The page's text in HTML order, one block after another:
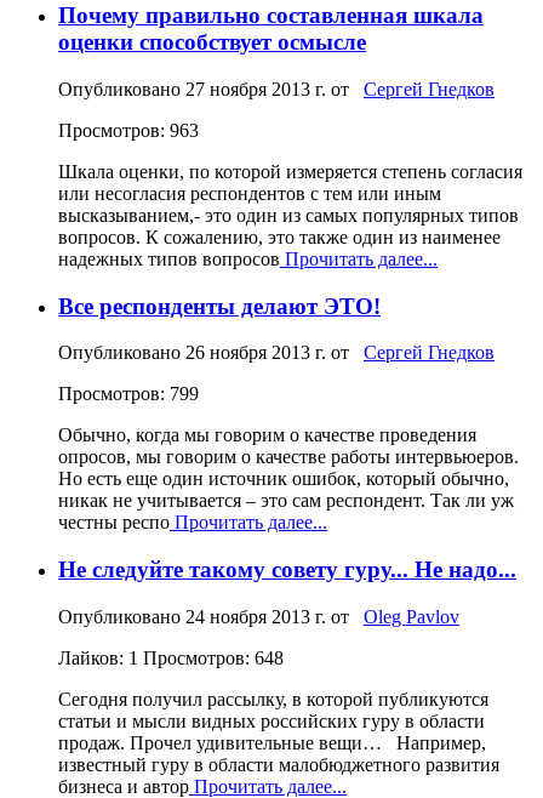
Почему правильно составленная шкала
оценки способствует осмысле
Опубликовано 27 ноября 2013 г. от Сергей Гнедков
Просмотров: 963
Шкала оценки, по которой измеряется степень согласия
или несогласия респондентов с тем или иным
высказыванием,- это один из самых популярных типов
вопросов. К сожалению, это также один из наименее
надежных типов вопросов Прочитать далее...
Все респонденты делают ЭТО!
Опубликовано 26 ноября 2013 г. от Сергей Гнедков
Просмотров: 799
Обычно, когда мы говорим о качестве проведения
опросов, мы говорим о качестве работы интервьюеров.
Но есть еще один источник ошибок, который обычно,
никак не учитывается – это сам респондент. Так ли уж
честны респо Прочитать далее...
Не следуйте такому совету гуру... Не надо...
Опубликовано 24 ноября 2013 г. от Oleg Pavlov
Лайков: 1 Просмотров: 648
Сегодня получил рассылку, в которой публикуются
статьи и мысли видных российских гуру в области
продаж. Прочел удивительные вещи… Например,
известный гуру в области малобюджетного развития
бизнеса и автор Прочитать далее...